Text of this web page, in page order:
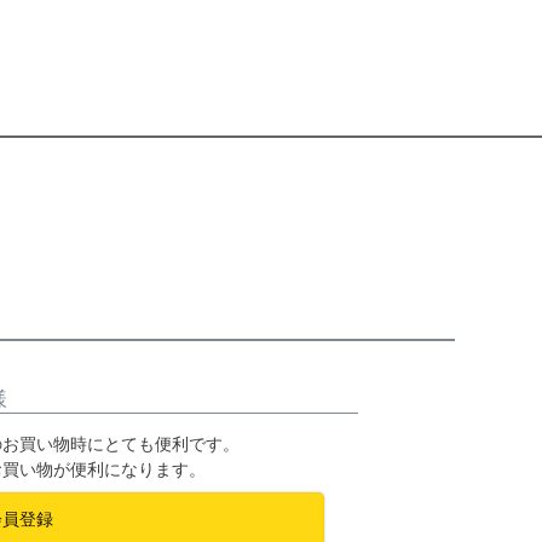
買い物時にとても便利です。
い物が便利になります。
登録